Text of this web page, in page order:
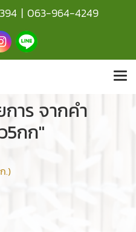
| 063-964-4249
าร จากคำ
5กก"
.)